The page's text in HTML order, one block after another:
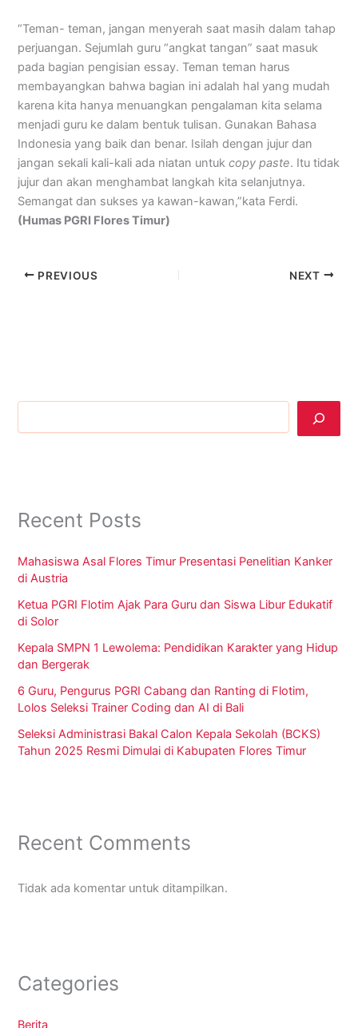
“Teman- teman, jangan menyerah saat masih dalam tahap
perjuangan. Sejumlah guru “angkat tangan” saat masuk
pada bagian pengisian essay. Teman teman harus
membayangkan bahwa bagian ini adalah hal yang mudah
karena kita hanya menuangkan pengalaman kita selama
menjadi guru ke dalam bentuk tulisan. Gunakan Bahasa
Indonesia yang baik dan benar. Isilah dengan jujur dan
jangan sekali kali-kali ada niatan untukcopy paste. Itu tidak
jujur dan akan menghambat langkah kita selanjutnya.
Semangat dan sukses ya kawan-kawan,”kata Ferdi.
(Humas PGRI Flores Timur)
PREVIOUS NEXT
Cari
Recent Posts
Mahasiswa Asal Flores Timur Presentasi Penelitian Kanker
di Austria
Ketua PGRI Flotim Ajak Para Guru dan Siswa Libur Edukatif
di Solor
Kepala SMPN 1 Lewolema: Pendidikan Karakter yang Hidup
dan Bergerak
6 Guru, Pengurus PGRI Cabang dan Ranting di Flotim,
Lolos Seleksi Trainer Coding dan AI di Bali
Seleksi Administrasi Bakal Calon Kepala Sekolah (BCKS)
Tahun 2025 Resmi Dimulai di Kabupaten Flores Timur
Recent Comments
Tidak ada komentar untuk ditampilkan.
Categories
Berita